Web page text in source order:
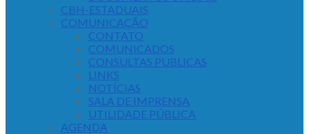
CBH-ESTADUAIS
COMUNICAÇÃO
CONTATO
COMUNICADOS
CONSULTAS PUBLICAS
LINKS
NOTÍCIAS
SALA DE IMPRENSA
UTILIDADE PÚBLICA
AGENDA